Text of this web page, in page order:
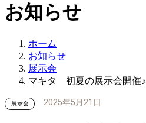
お知らせ
ホーム
お知らせ
展示会
マキタ 初夏の展示会開催♪
展示会 2025年5月21日